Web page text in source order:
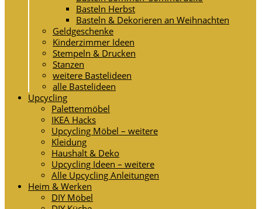
Basteln Herbst
Basteln & Dekorieren an Weihnachten
Geldgeschenke
Kinderzimmer Ideen
Stempeln & Drucken
Stanzen
weitere Bastelideen
alle Bastelideen
Upcycling
Palettenmöbel
IKEA Hacks
Upcycling Möbel – weitere
Kleidung
Haushalt & Deko
Upcycling Ideen – weitere
Alle Upcycling Anleitungen
Heim & Werken
DIY Möbel